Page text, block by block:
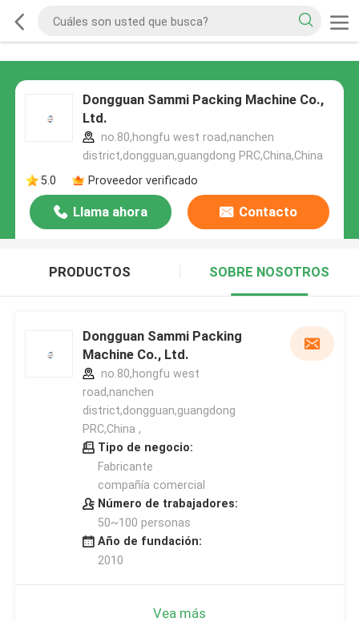
Dongguan Sammi Packing Machine Co.,
Ltd.
no.80,hongfu west road,nanchen
district,dongguan,guangdong PRC,China,China
5.0
Proveedor verificado
Llama ahora Contacto
PRODUCTOS SOBRE NOSOTROS
Dongguan Sammi Packing
Machine Co., Ltd.
no.80,hongfu west
road,nanchen
district,dongguan,guangdong
PRC,China ,
Tipo de negocio:
Fabricante
compañía comercial
Número de trabajadores:
50~100 personas
Año de fundación:
2010
Vea más